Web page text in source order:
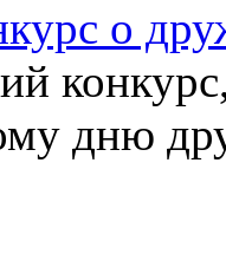
о
дню